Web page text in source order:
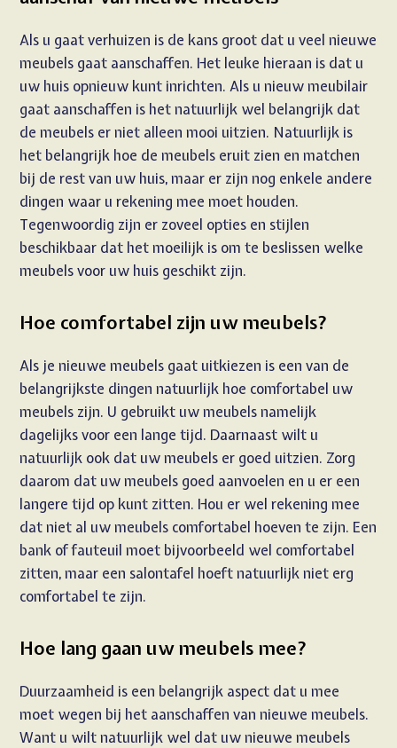
Als u gaat verhuizen is de kans groot dat u veel nieuwe
meubels gaat aanschaffen. Het leuke hieraan is dat u
uw huis opnieuw kunt inrichten. Als u nieuw meubilair
gaat aanschaffen is het natuurlijk wel belangrijk dat
de meubels er niet alleen mooi uitzien. Natuurlijk is
het belangrijk hoe de meubels eruit zien en matchen
bij de rest van uw huis, maar er zijn nog enkele andere
dingen waar u rekening mee moet houden.
Tegenwoordig zijn er zoveel opties en stijlen
beschikbaar dat het moeilijk is om te beslissen welke
meubels voor uw huis geschikt zijn.
Hoe comfortabel zijn uw meubels?
Als je nieuwe meubels gaat uitkiezen is een van de
belangrijkste dingen natuurlijk hoe comfortabel uw
meubels zijn. U gebruikt uw meubels namelijk
dagelijks voor een lange tijd. Daarnaast wilt u
natuurlijk ook dat uw meubels er goed uitzien. Zorg
daarom dat uw meubels goed aanvoelen en u er een
langere tijd op kunt zitten. Hou er wel rekening mee
dat niet al uw meubels comfortabel hoeven te zijn. Een
bank of fauteuil moet bijvoorbeeld wel comfortabel
zitten, maar een salontafel hoeft natuurlijk niet erg
comfortabel te zijn.
Hoe lang gaan uw meubels mee?
Duurzaamheid is een belangrijk aspect dat u mee
moet wegen bij het aanschaffen van nieuwe meubels.
Want u wilt natuurlijk wel dat uw nieuwe meubels